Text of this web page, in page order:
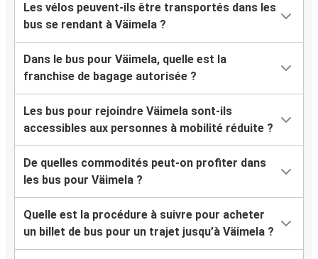
Les vélos peuvent-ils être transportés dans les
bus se rendant à Väimela ?
Dans le bus pour Väimela, quelle est la
franchise de bagage autorisée ?
Les bus pour rejoindre Väimela sont-ils
accessibles aux personnes à mobilité réduite ?
De quelles commodités peut-on profiter dans
les bus pour Väimela ?
Quelle est la procédure à suivre pour acheter
un billet de bus pour un trajet jusqu’à Väimela ?